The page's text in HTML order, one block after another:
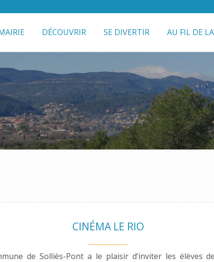
DÉCOUVRIR SE DIVERTIR AU FIL DE
CINÉMA LE RIO
de Solliès-Pont a le plaisir d’inviter les élèves